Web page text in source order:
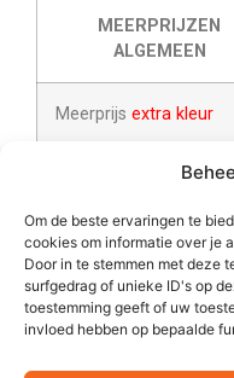
Om de beste ervaringen te
cookies om informatie over je
Door in te stemmen met deze
surfgedrag of unieke ID's op
toestemming geeft of uw
invloed hebben op bepaalde
MEERPRIJZEN
ALGEMEEN
Meerprijs extra kleur
positie
Meerprijs decoratie
voetlogo